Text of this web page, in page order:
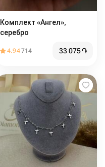
Комплект «Ангел»,
серебро
4.94714 33 075֏